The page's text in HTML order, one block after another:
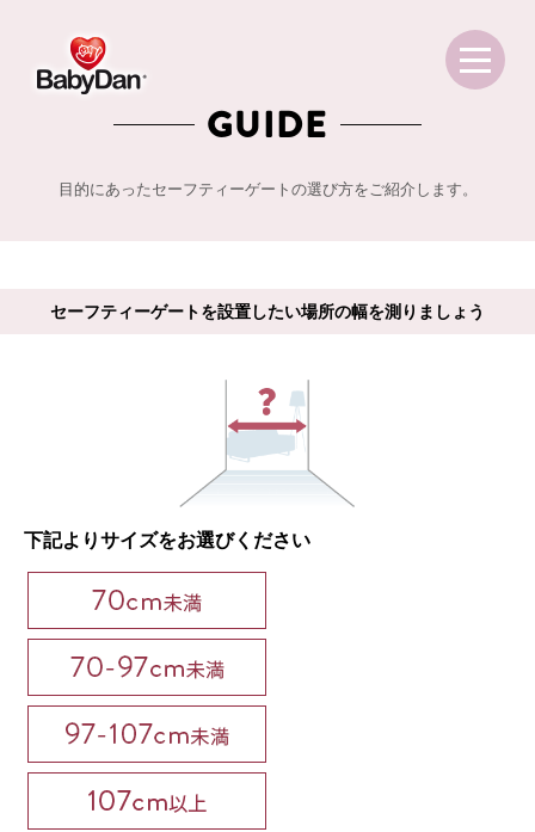
GUIDE
目的にあったセーフティーゲートの選び方をご紹介します。
セーフティーゲートを設置したい場所の幅を測りましょう
下記よりサイズをお選びください